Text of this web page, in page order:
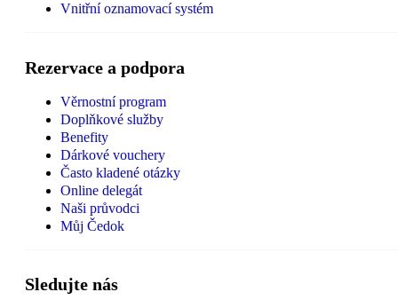
Vnitřní oznamovací systém
Rezervace a podpora
Věrnostní program
Doplňkové služby
Benefity
Dárkové vouchery
Často kladené otázky
Online delegát
Naši průvodci
Můj Čedok
Sledujte nás